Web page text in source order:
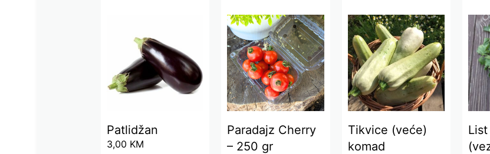
Patlidžan
3,00 KM
Paradajz Cherry
– 250 gr
Tikvice (veće)
komad